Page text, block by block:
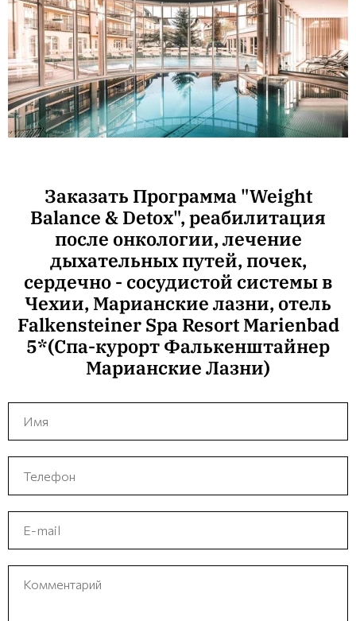
Заказать Программа "Weight
Balance & Detox", реабилитация
после онкологии, лечение
дыхательных путей, почек,
сердечно - сосудистой системы в
Чехии, Марианские лазни, отель
Falkensteiner Spa Resort Marienbad
5*(Спа-курорт Фалькенштайнер
Марианские Лазни)